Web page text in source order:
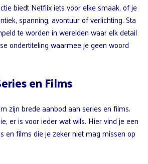
biedt Netflix iets voor elke smaak, of je
spanning, avontuur of verlichting. Sta
te worden in werelden waar elk detail
ondertiteling waarmee je geen woord
en Films
zijn brede aanbod aan series en films.
er is voor ieder wat wils. Hier vind je een
en films die je zeker niet mag missen op